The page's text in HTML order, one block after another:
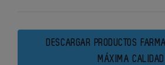
DESCARGAR PRODUCTOS
MÁXIMA CALIDAD